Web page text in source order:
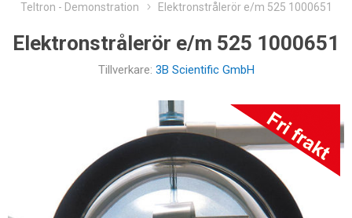
Teltron - Demonstration
Elektronstrålerör e/m 525 1000651
Elektronstrålerör e/m 525 1000651
Tillverkare: 3B Scientific GmbH